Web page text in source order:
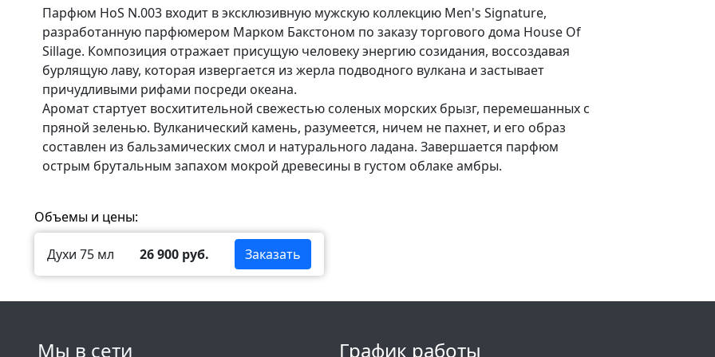
Парфюм HoS N.003 входит в эксклюзивную мужскую коллекцию Men's Signature,
разработанную парфюмером Марком Бакстоном по заказу торгового дома House Of
Sillage. Композиция отражает присущую человеку энергию созидания, воссоздавая
бурлящую лаву, которая извергается из жерла подводного вулкана и застывает
причудливыми рифами посреди океана.
Аромат стартует восхитительной свежестью соленых морских брызг, перемешанных с
пряной зеленью. Вулканический камень, разумеется, ничем не пахнет, и его образ
составлен из бальзамических смол и натурального ладана. Завершается парфюм
острым брутальным запахом мокрой древесины в густом облаке амбры.
Объемы и цены:
Духи 75 мл 26 900 руб. Заказать
Мы в сети График работы